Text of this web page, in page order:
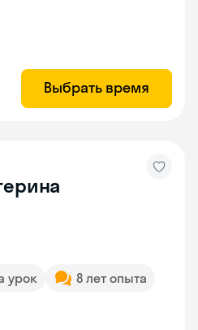
Выбрать время
урок
8 лет опыта